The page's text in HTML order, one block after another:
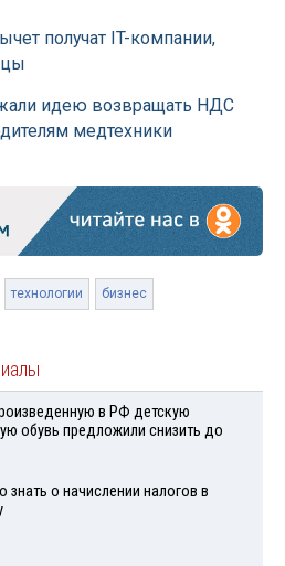
получат IT-компании,
идею возвращать НДС
медтехники
технологии бизнес
в РФ детскую
обувь предложили снизить до
знать о начислении налогов в